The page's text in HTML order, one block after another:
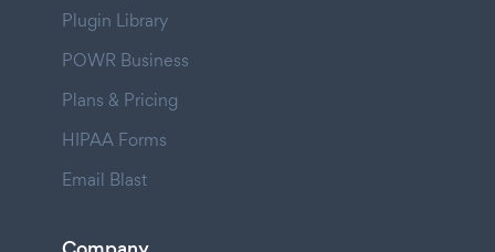
Plugin Library
POWR Business
Plans & Pricing
HIPAA Forms
Email Blast